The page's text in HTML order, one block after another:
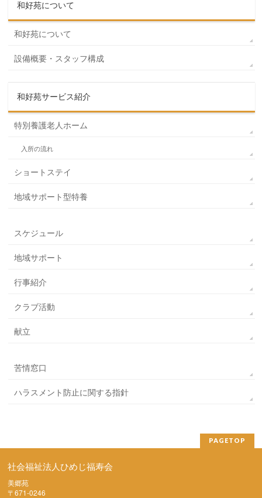
和好苑について
和好苑について
設備概要・スタッフ構成
和好苑サービス紹介
特別養護老人ホーム
入所の流れ
ショートステイ
地域サポート型特養
スケジュール
地域サポート
行事紹介
クラブ活動
献立
苦情窓口
ハラスメント防止に関する指針
PAGETOP
社会福祉法人ひめじ福寿会
美郷苑
〒671-0246